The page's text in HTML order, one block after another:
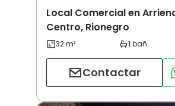
Local Comercial en
Centro, Rionegro
Contactar